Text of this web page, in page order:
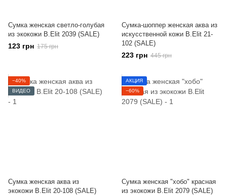
Сумка женская светло-голубая
из экокожи B.Elit 2039 (SALE)
123 грн 175 грн
Сумка-шоппер женская аква из
искусственной кожи B.Elit 21-
102 (SALE)
223 грн 445 грн
−40%
ВИДЕО
Сумка женская аква из
экокожи B.Elit 20-108 (SALE)
АКЦИЯ
−60%
Сумка женская "хобо" красная
из экокожи B.Elit 2079 (SALE)